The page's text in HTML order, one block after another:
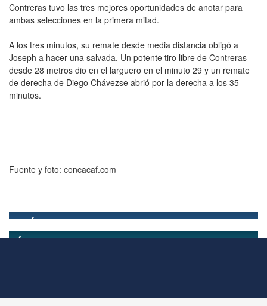
Contreras tuvo las tres mejores oportunidades de anotar para
ambas selecciones en la primera mitad.
A los tres minutos, su remate desde media distancia obligó a
Joseph a hacer una salvada. Un potente tiro libre de Contreras
desde 28 metros dio en el larguero en el minuto 29 y un remate
de derecha de Diego Chávezse abrió por la derecha a los 35
minutos.
Fuente y foto: concacaf.com